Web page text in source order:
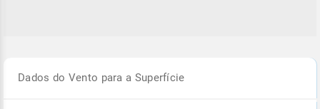
Dados do Vento para a Superfície